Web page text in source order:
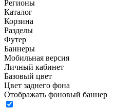
Регионы
Каталог
Корзина
Разделы
Футер
Баннеры
Мобильная версия
Личный кабинет
Базовый цвет
Цвет заднего фона
Отображать фоновый баннер